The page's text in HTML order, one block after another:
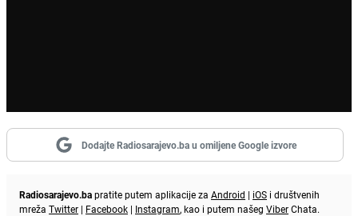
Dodajte Radiosarajevo.ba u omiljene Google izvore
Radiosarajevo.bapratite putem aplikacije za Android | iOS i društvenih
mreža Twitter | Facebook | Instagram, kao i putem našeg ViberChata.